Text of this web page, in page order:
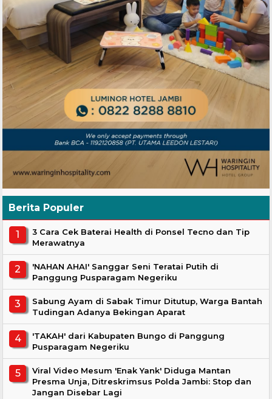
Berita Populer
3 Cara Cek Baterai Health di Ponsel Tecno dan Tip
Merawatnya
'NAHAN AHAI' Sanggar Seni Teratai Putih di
Panggung Pusparagam Negeriku
Sabung Ayam di Sabak Timur Ditutup, Warga Bantah
Tudingan Adanya Bekingan Aparat
'TAKAH' dari Kabupaten Bungo di Panggung
Pusparagam Negeriku
Viral Video Mesum 'Enak Yank' Diduga Mantan
Presma Unja, Ditreskrimsus Polda Jambi: Stop dan
Jangan Disebar Lagi